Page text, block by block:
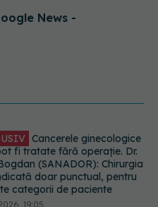
News -
pe care milioane de femei
își cumpără sutien. Un
explică metoda corectă
18:08